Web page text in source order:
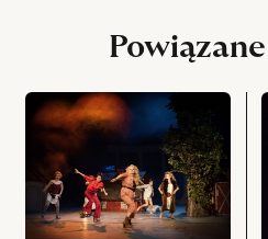
przejdź
do
obiektu
M.G.,
Na
zdjęciu: